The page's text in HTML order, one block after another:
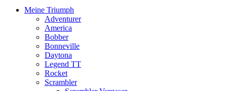
Meine Triumph
Adventurer
America
Bobber
Bonneville
Daytona
Legend TT
Rocket
Scrambler